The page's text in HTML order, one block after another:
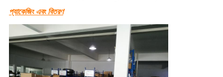
প্যাকেজিং এবং বিতরণ